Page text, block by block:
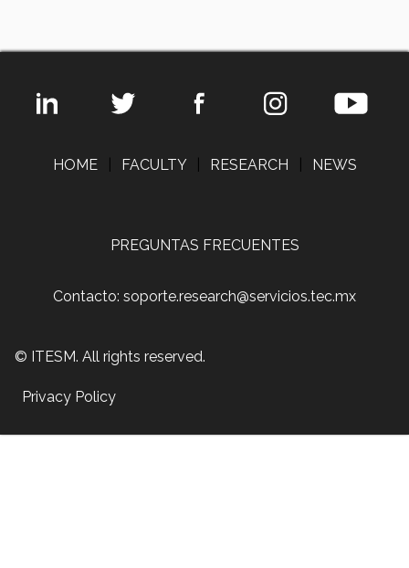
HOME FACULTY RESEARCH NEWS
PREGUNTAS FRECUENTES
Contacto: soporte.research@servicios.tec.mx
© ITESM. All rights reserved.
Privacy Policy